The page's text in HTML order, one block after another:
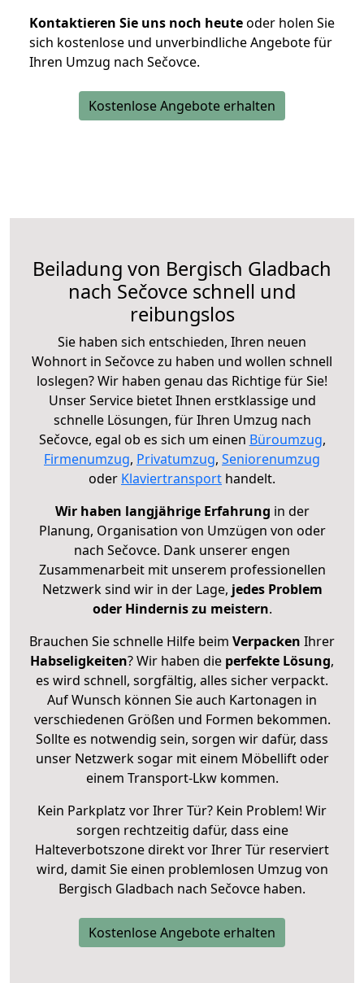
Kontaktieren Sie uns noch heuteoder holen Sie
sich kostenlose und unverbindliche Angebote für
Ihren Umzug nach Sečovce.
Kostenlose Angebote erhalten
Beiladung von Bergisch Gladbach
nach Sečovce schnell und
reibungslos
Sie haben sich entschieden, Ihren neuen
Wohnort in Sečovce zu haben und wollen schnell
loslegen? Wir haben genau das Richtige für Sie!
Unser Service bietet Ihnen erstklassige und
schnelle Lösungen, für Ihren Umzug nach
Sečovce, egal ob es sich um einen Büroumzug,
Firmenumzug, Privatumzug, Seniorenumzug
oder Klaviertransport handelt.
Wir haben langjährige Erfahrung in der
Planung, Organisation von Umzügen von oder
nach Sečovce. Dank unserer engen
Zusammenarbeit mit unserem professionellen
Netzwerk sind wir in der Lage, jedes Problem
oder Hindernis zu meistern.
Brauchen Sie schnelle Hilfe beim Verpacken Ihrer
Habseligkeiten? Wir haben die perfekte Lösung,
es wird schnell, sorgfältig, alles sicher verpackt.
Auf Wunsch können Sie auch Kartonagen in
verschiedenen Größen und Formen bekommen.
Sollte es notwendig sein, sorgen wir dafür, dass
unser Netzwerk sogar mit einem Möbellift oder
einem Transport-Lkw kommen.
Kein Parkplatz vor Ihrer Tür? Kein Problem! Wir
sorgen rechtzeitig dafür, dass eine
Halteverbotszone direkt vor Ihrer Tür reserviert
wird, damit Sie einen problemlosen Umzug von
Bergisch Gladbach nach Sečovce haben.
Kostenlose Angebote erhalten